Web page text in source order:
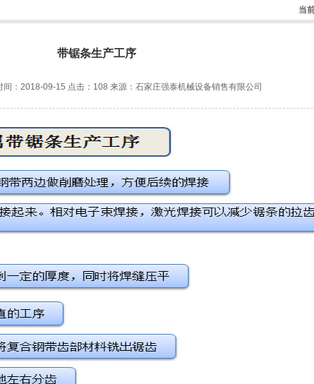
当
带锯条生产工序
间：2018-09-15 点击：108 来源：石家庄强泰机械设备销售有限公司